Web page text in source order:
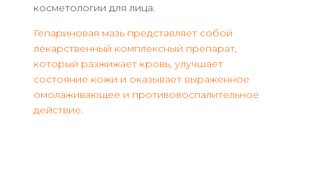
косметологии для лица.
Гепариновая мазь представляет собой
лекарственный комплексный препарат,
который разжижает кровь, улучшает
состояние кожи и оказывает выраженное
омолаживающее и противовоспалительное
действие.